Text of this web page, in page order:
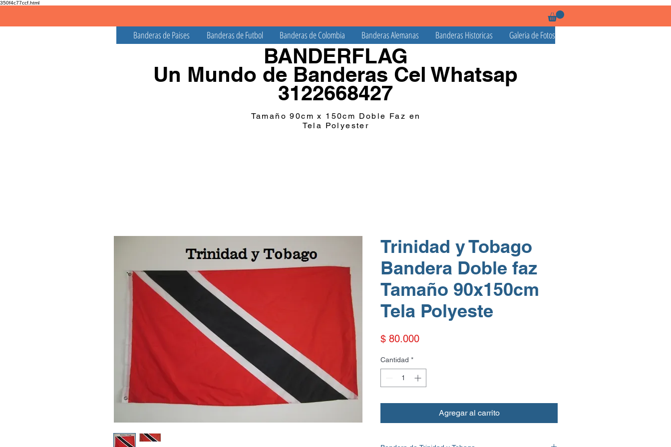
350f4c77ccf.html
Banderas de Paises Banderas de Futbol Banderas de Colombia Banderas Alemanas Banderas Historicas Galeria de Fotos
BANDERFLAG
Un Mundo de Banderas Cel Whatsap
3122668427
Tamaño 90cm x 150cm Doble Faz en
Tela Polyester
Trinidad y Tobago
Bandera Doble faz
Tamaño 90x150cm
Tela Polyeste
$ 80.000Precio
Cantidad *
Agregar al carrito